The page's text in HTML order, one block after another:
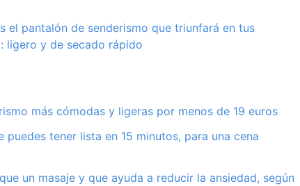
el pantalón de senderismo que triunfará en tus
ligero y de secado rápido
más cómodas y ligeras por menos de 19 euros
tener lista en 15 minutos, para una cena
un masaje y que ayuda a reducir la ansiedad, según